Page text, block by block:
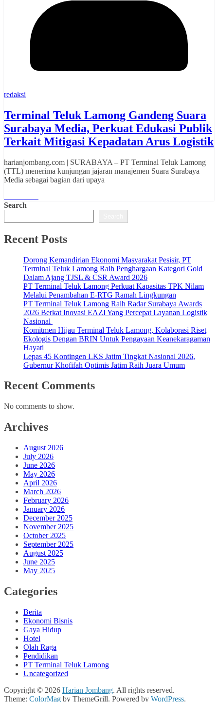
redaksi
Terminal Teluk Lamong Gandeng Suara
Surabaya Media, Perkuat Edukasi Publik
Terkait Mitigasi Kepadatan Arus Logistik
harianjombang.com | SURABAYA – PT Terminal Teluk Lamong
(TTL) menerima kunjungan jajaran manajemen Suara Surabaya
Media sebagai bagian dari upaya
Search
Recent Posts
Dorong Kemandirian Ekonomi Masyarakat Pesisir, PT
Terminal Teluk Lamong Raih Penghargaan Kategori Gold
Dalam Ajang TJSL & CSR Award 2026
PT Terminal Teluk Lamong Perkuat Kapasitas TPK Nilam
Melalui Penambahan E-RTG Ramah Lingkungan
PT Terminal Teluk Lamong Raih Radar Surabaya Awards
2026 Berkat Inovasi EAZI Yang Percepat Layanan Logistik
Nasional
Komitmen Hijau Terminal Teluk Lamong, Kolaborasi Riset
Ekologis Dengan BRIN Untuk Pengayaan Keanekaragaman
Hayati
Lepas 45 Kontingen LKS Jatim Tingkat Nasional 2026,
Gubernur Khofifah Optimis Jatim Raih Juara Umum
Recent Comments
No comments to show.
Archives
August 2026
July 2026
June 2026
May 2026
April 2026
March 2026
February 2026
January 2026
December 2025
November 2025
October 2025
September 2025
August 2025
June 2025
May 2025
Categories
Berita
Ekonomi Bisnis
Gaya Hidup
Hotel
Olah Raga
Pendidikan
PT Terminal Teluk Lamong
Uncategorized
Copyright © 2026 Harian Jombang. All rights reserved.
Theme: ColorMag by ThemeGrill. Powered by WordPress.